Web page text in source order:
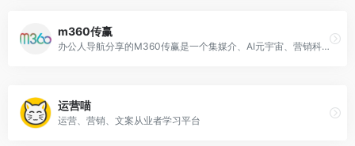
m360传赢
办公人导航分享的M360传赢是一个集媒介、AI元宇宙、营销科学、创+平台等多领域于一体的综合性平台，致力于为品牌、广告主、媒体和代理商提供前沿的行业洞察与创新解决方案
运营喵
运营、营销、文案从业者学习平台